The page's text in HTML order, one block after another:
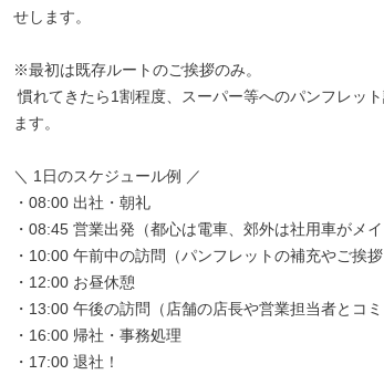
せします。
※最初は既存ルートのご挨拶のみ。
慣れてきたら1割程度、スーパー等へのパンフレット設置依頼などもお願いし
ます。
＼ 1日のスケジュール例 ／
・08:00 出社・朝礼
・08:45 営業出発（都心は電車、郊外は社用車がメイ
・10:00 午前中の訪問（パンフレットの補充やご挨拶
・12:00 お昼休憩
・13:00 午後の訪問（店舗の店長や営業担当者とコミ
・16:00 帰社・事務処理
・17:00 退社！